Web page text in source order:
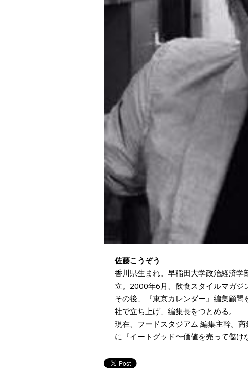
佐藤こうぞう
香川県生まれ。早稲田大学政治経済
立。2000年6月、飲食スタイルマガジ
その後、『東京カレンダー』編集顧
社で立ち上げ、編集長をつとめる。
現在、フードスタジアム 編集主幹。
に『イートグッド〜価値を売って儲け